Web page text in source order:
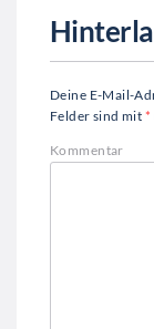
Deine E-Mail-
Felder sind mit *
Kommentar